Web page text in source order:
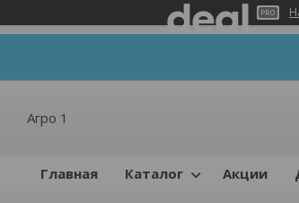
Агро 1
Главная Каталог Акции